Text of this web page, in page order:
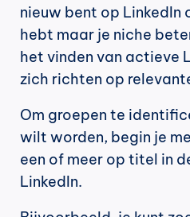
nieuw bent op LinkedIn
hebt maar je niche
het vinden van actieve
zich richten op
Om groepen te
wilt worden, begin je
een of meer op titel in
LinkedIn.